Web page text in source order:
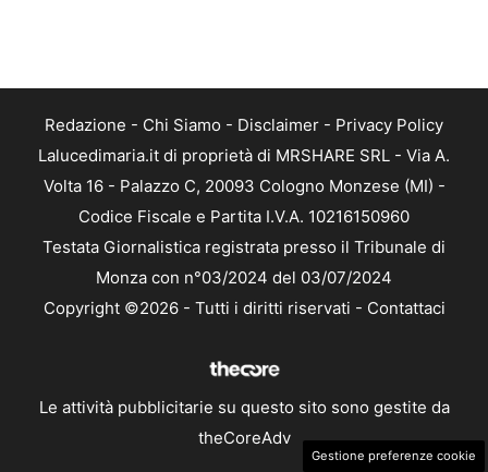
Redazione - Chi Siamo - Disclaimer - Privacy Policy
Lalucedimaria.it di proprietà di MRSHARE SRL - Via A.
Volta 16 - Palazzo C, 20093 Cologno Monzese (MI) -
Codice Fiscale e Partita I.V.A. 10216150960
Testata Giornalistica registrata presso il Tribunale di
Monza con n°03/2024 del 03/07/2024
Copyright ©2026 - Tutti i diritti riservati - Contattaci
Le attività pubblicitarie su questo sito sono gestite da
theCoreAdv
Gestione preferenze cookie